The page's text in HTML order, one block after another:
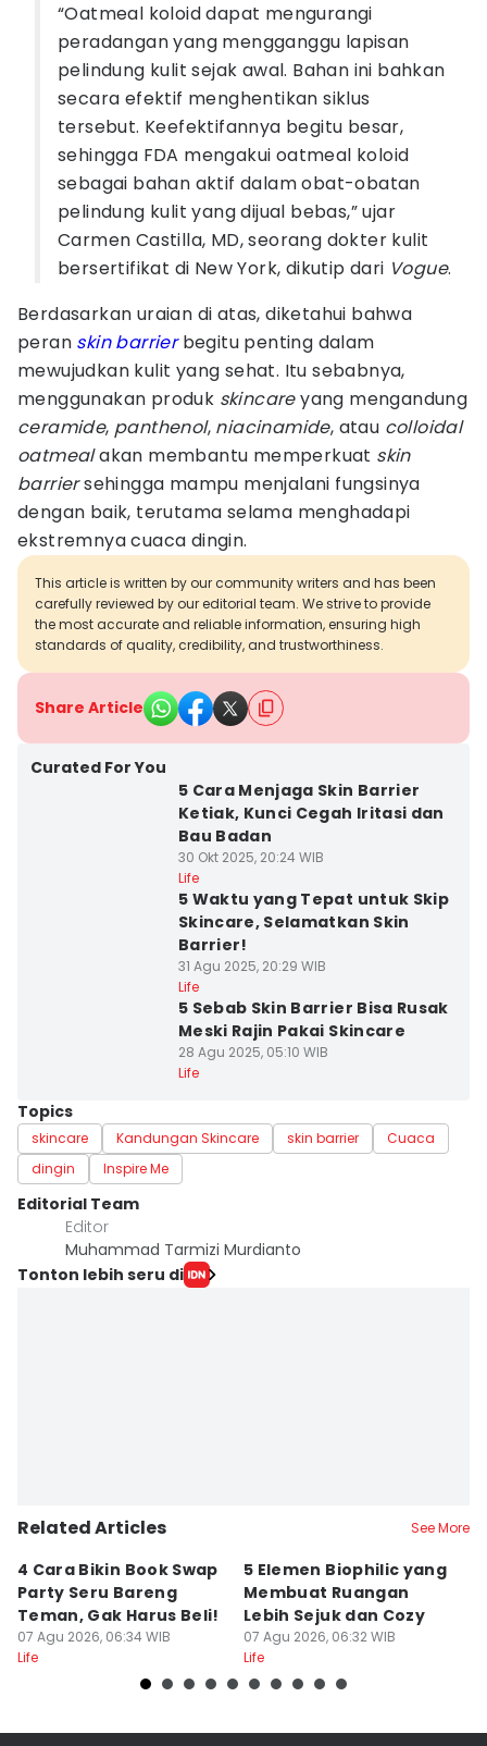
“Oatmeal koloid dapat mengurangi
peradangan yang mengganggu lapisan
pelindung kulit sejak awal. Bahan ini bahkan
secara efektif menghentikan siklus
tersebut. Keefektifannya begitu besar,
sehingga FDA mengakui oatmeal koloid
sebagai bahan aktif dalam obat-obatan
pelindung kulit yang dijual bebas,” ujar
Carmen Castilla, MD, seorang dokter kulit
bersertifikat di New York, dikutip dari Vogue.
Berdasarkan uraian di atas, diketahui bahwa
peran skin barrierbegitu penting dalam
mewujudkan kulit yang sehat. Itu sebabnya,
menggunakan produk skincareyang mengandung
ceramide, panthenol, niacinamide, atau colloidal
oatmealakan membantu memperkuat skin
barriersehingga mampu menjalani fungsinya
dengan baik, terutama selama menghadapi
ekstremnya cuaca dingin.
This article is written by our community writers and has been
carefully reviewed by our editorial team. We strive to provide
the most accurate and reliable information, ensuring high
standards of quality, credibility, and trustworthiness.
Share Article
Curated For You
5 Cara Menjaga Skin Barrier
Ketiak, Kunci Cegah Iritasi dan
Bau Badan
30 Okt 2025, 20:24 WIB
Life
5 Waktu yang Tepat untuk Skip
Skincare, Selamatkan Skin
Barrier!
31 Agu 2025, 20:29 WIB
Life
5 Sebab Skin Barrier Bisa Rusak
Meski Rajin Pakai Skincare
28 Agu 2025, 05:10 WIB
Life
Topics
skincare Kandungan Skincare skin barrier
Cuaca
dingin
Inspire Me
Editorial Team
Editor
Muhammad Tarmizi Murdianto
Tonton lebih seru di
Related Articles See More
4 Cara Bikin Book Swap
Party Seru Bareng
Teman, Gak Harus Beli!
07 Agu 2026, 06:34 WIB
Life
5 Elemen Biophilic yang
Membuat Ruangan
Lebih Sejuk dan Cozy
07 Agu 2026, 06:32 WIB
Life